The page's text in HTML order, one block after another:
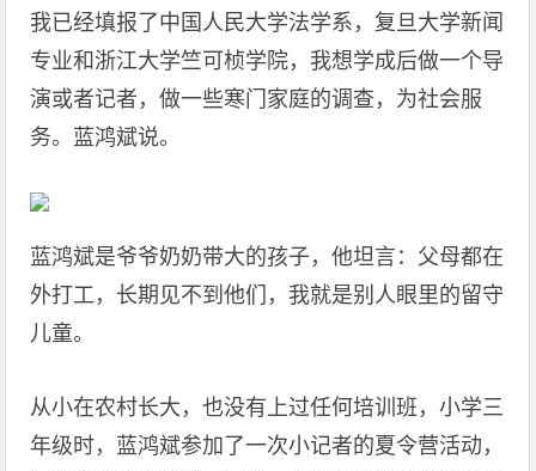
我已经填报了中国人民大学法学系，复旦大学新闻
专业和浙江大学竺可桢学院，我想学成后做一个导
演或者记者，做一些寒门家庭的调查，为社会服
务。蓝鸿斌说。
蓝鸿斌是爷爷奶奶带大的孩子，他坦言：父母都在
外打工，长期见不到他们，我就是别人眼里的留守
儿童。
从小在农村长大，也没有上过任何培训班，小学三
年级时，蓝鸿斌参加了一次小记者的夏令营活动，